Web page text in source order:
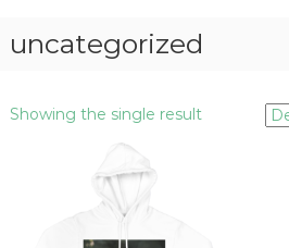
uncategorized
Showing the single result